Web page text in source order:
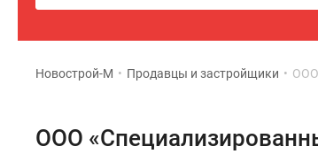
Новострой-М • Продавцы и застройщики • ООО
ООО